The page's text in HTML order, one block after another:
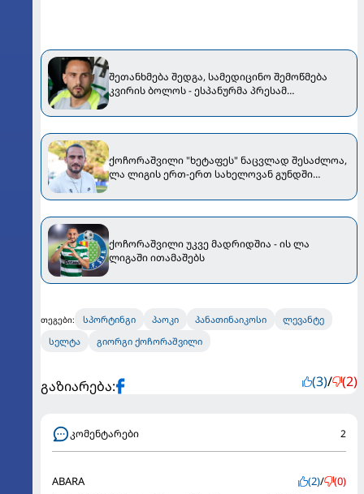
შეთანხმება შედგა, სამედიცინო შემოწმება
კვირის ბოლოს - ესპანურმა პრესამ
ქოჩორაშვილი "ხეტაფეს" ნაცვლად შესაძლოა,
ლა ლიგის ერთ-ერთ სახელოვან გუნდში
ქოჩორაშვილი უკვე მადრიდშია - ის ლა
ლიგაში ითამაშებს
თეგები: სპორტინგი პაოკი პანათინაიკოსი
ლევანტე
სელტა
გიორგი ქოჩორაშვილი
გაზიარება: (3)/ (2)
კომენტარები 2
ABARA (2)/ (0)